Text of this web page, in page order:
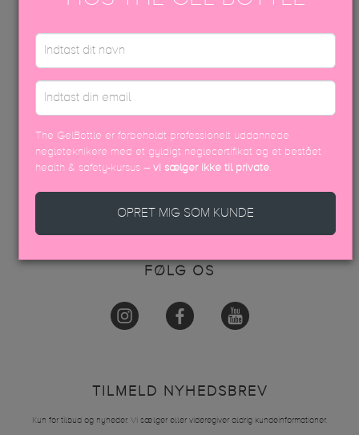
INFO
VAREOPLYSNINGER & PÅFØRING
KONTAKT OS
+45 70605001
info@thegelbottle.dk
Skalhuse 10
FØLG OS
TILMELD NYHEDSBREV
Kun for tilbud og nyheder. Vi sælger eller videregiver aldrig kundeinformationer.
The GelBottle er forbeholdt professionelt uddannede
negleteknikere med et gyldigt neglecertifikat og et bestået
health & safety-kursus –vi sælger ikke til private
OPRET MIG SOM KUNDE